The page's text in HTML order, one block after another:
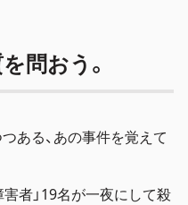
問おう。
ある、あの事件を覚えて
者」19名が一夜にして殺